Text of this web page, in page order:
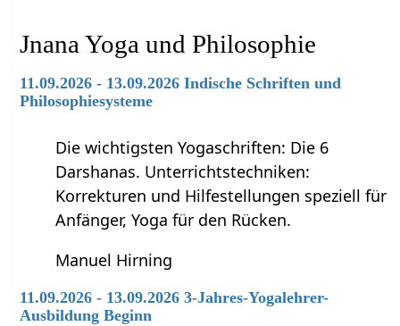
Jnana Yoga und Philosophie
11.09.2026 - 13.09.2026 Indische Schriften und
Philosophiesysteme
Die wichtigsten Yogaschriften: Die 6
Darshanas. Unterrichtstechniken:
Korrekturen und Hilfestellungen speziell für
Anfänger, Yoga für den Rücken.
Manuel Hirning
11.09.2026 - 13.09.2026 3-Jahres-Yogalehrer-
Ausbildung Beginn